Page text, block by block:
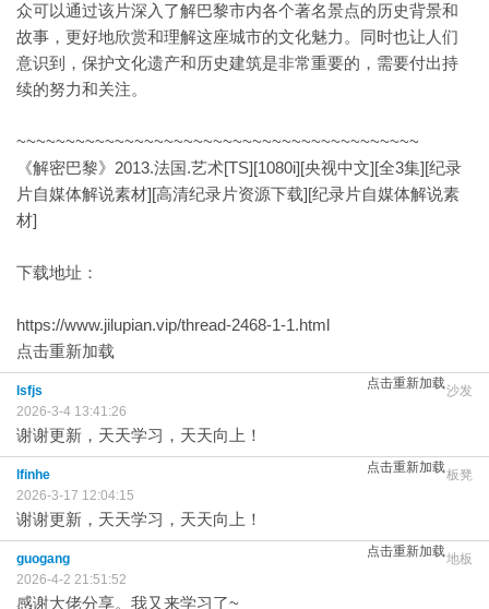
众可以通过该片深入了解巴黎市内各个著名景点的历史背景和
故事，更好地欣赏和理解这座城市的文化魅力。同时也让人们
意识到，保护文化遗产和历史建筑是非常重要的，需要付出持
续的努力和关注。
~~~~~~~~~~~~~~~~~~~~~~~~~~~~~~~~~~~~~~~~~
《解密巴黎》2013.法国.艺术[TS][1080i][央视中文][全3集][纪录
片自媒体解说素材][高清纪录片资源下载][纪录片自媒体解说素
材]
下载地址：
https://www.jilupian.vip/thread-2468-1-1.html
点击重新加载
点击重新加载沙发
lsfjs
2026-3-4 13:41:26
谢谢更新，天天学习，天天向上！
点击重新加载板凳
lfinhe
2026-3-17 12:04:15
谢谢更新，天天学习，天天向上！
点击重新加载地板
guogang
2026-4-2 21:51:52
感谢大佬分享。我又来学习了~